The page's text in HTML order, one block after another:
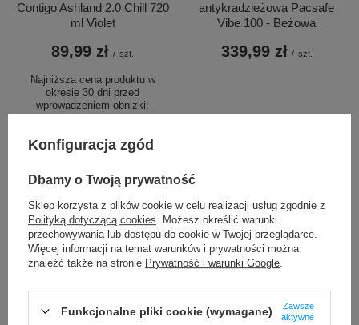
Contigo Ashland 2.0 Chill 720
ml Violet
89,99 zł / szt.
Najniższa cena produktu w
okresie 30 dni przed
wprowadzeniem obniżki:
89,99 zł 0%
antykradzieżowa Pacsafe
Vibe 100 - Beżowa
339,99 zł / szt.
Byron 470ml - Matte Black
Bokserki męskie
szybkoschnące SAXX VIBE
Konfiguracja zgód
Dbamy o Twoją prywatność
Sklep korzysta z plików cookie w celu realizacji usług zgodnie z
Polityką dotyczącą cookies . Możesz określić warunki
przechowywania lub dostępu do cookie w Twojej przeglądarce.
Więcej informacji na temat warunków i prywatności można
znaleźć także na stronie Prywatność i warunki Google
Funkcjonalne pliki cookie (wymagane)
Zawsze
aktywne